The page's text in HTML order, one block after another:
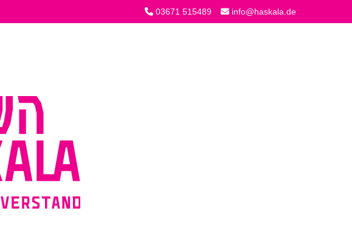
03671 515489 info@haskala.de